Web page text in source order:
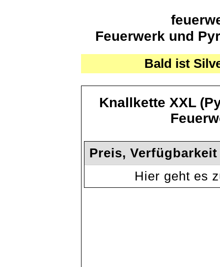
Feuerwerk und
Bald ist
Knallkette XXL
Preis,
Hier geht es